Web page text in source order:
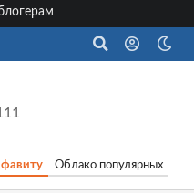
Облако популярных